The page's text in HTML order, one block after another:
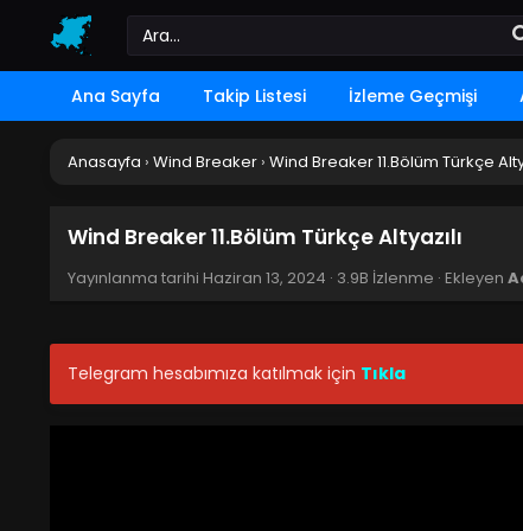
Ana Sayfa Takip Listesi İzleme Geçmişi
Anasayfa › Wind Breaker › Wind Breaker 11.Bölüm Türkçe
Wind Breaker 11.Bölüm Türkçe Altyazılı
Yayınlanma tarihi Haziran 13, 2024 · 3.9B İzlenme · Ekleyen
Telegram hesabımıza katılmak için Tıkla